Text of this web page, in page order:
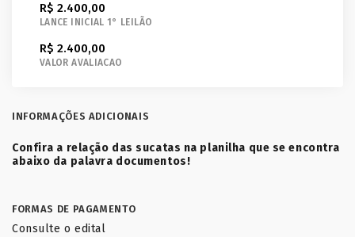
R$ 2.400,00
LANCE INICIAL 1° LEILÃO
R$ 2.400,00
VALOR AVALIACAO
INFORMAÇÕES ADICIONAIS
Confira a relação das sucatas na planilha que se encontra
abaixo da palavra documentos!
FORMAS DE PAGAMENTO
Consulte o edital